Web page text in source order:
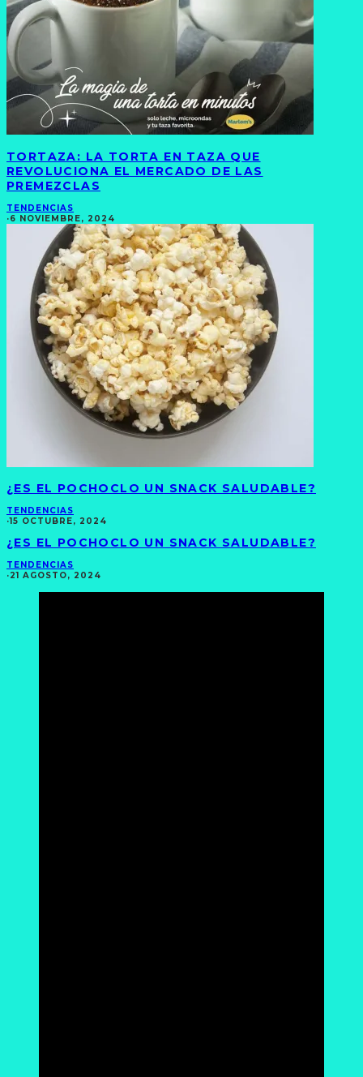
TORTAZA: LA TORTA EN TAZA QUE
REVOLUCIONA EL MERCADO DE LAS
PREMEZCLAS
TENDENCIAS
·6 NOVIEMBRE, 2024
¿ES EL POCHOCLO UN SNACK SALUDABLE?
TENDENCIAS
·15 OCTUBRE, 2024
¿ES EL POCHOCLO UN SNACK SALUDABLE?
TENDENCIAS
·21 AGOSTO, 2024